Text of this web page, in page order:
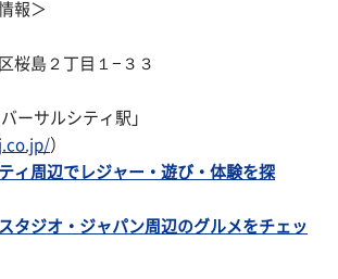
報＞
桜島２丁目１−３３
ーサルシティ駅」
）
ィ周辺でレジャー・遊び・体験を探
タジオ・ジャパン周辺のグルメをチェッ